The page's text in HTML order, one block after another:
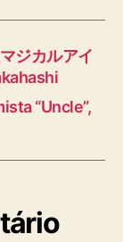
ジカルアイ
“Uncle”,